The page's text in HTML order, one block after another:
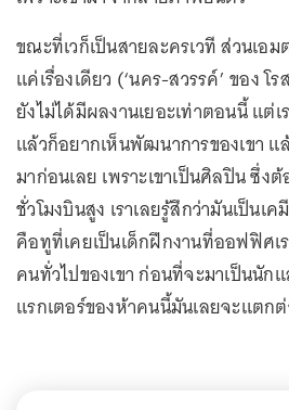
ขณะที่เวก็เป็นสายละครเวที ส่วนเอ
แค่เรื่องเดียว (‘นคร-สวรรค์’ ของ
ยังไม่ได้มีผลงานเยอะเท่าตอนนี้ แต่
แล้วก็อยากเห็นพัฒนาการของเขา แ
มาก่อนเลย เพราะเขาเป็นศิลปิน ซึ่ง
ชั่วโมงบินสูง เราเลยรู้สึกว่ามันเป็น
คือทูที่เคยเป็นเด็กฝึกงานที่ออฟฟิศเ
คนทั่วไปของเขา ก่อนที่จะมาเป็นนัก
แรกเตอร์ของห้าคนนี้มันเลยจะแตก